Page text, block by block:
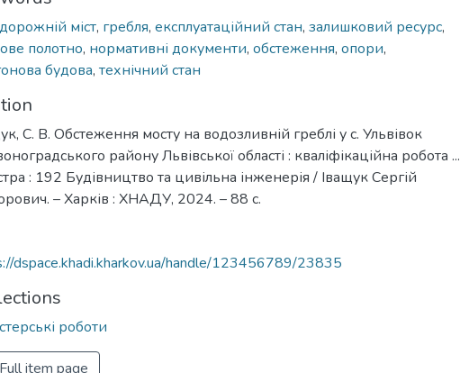
міст, гребля, експлуатаційний стан, залишковий ресурс,
полотно, нормативні документи, обстеження, опори,
будова, технічний стан
С. В. Обстеження мосту на водозливній греблі у с. Ульвівок
району Львівської області : кваліфікаційна робота ...
: 192 Будівництво та цивільна інженерія / Іващук Сергій
– Харків : ХНАДУ, 2024. – 88 с.
dspace.khadi.kharkov.ua/handle/123456789/23835
роботи
Full item page